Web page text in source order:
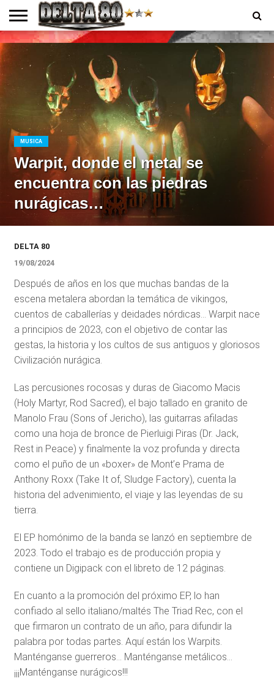
ENTREVISTAS
PREMIOS
PRODUCCIONES
PROGRAMACION
CONTACTO
HOMEPAGE
MUSICA
Warpit, donde el metal se
encuentra con las piedras
nurágicas…
DELTA 80
19/08/2024
Después de años en los que muchas bandas de la
escena metalera abordan la temática de vikingos,
cuentos de caballerías y deidades nórdicas… Warpit nace
a principios de 2023, con el objetivo de contar las
gestas, la historia y los cultos de sus antiguos y gloriosos
Civilización nurágica.
Las percusiones rocosas y duras de Giacomo Macis
(Holy Martyr, Rod Sacred), el bajo tallado en granito de
Manolo Frau (Sons of Jericho), las guitarras afiladas
como una hoja de bronce de Pierluigi Piras (Dr. Jack,
Rest in Peace) y finalmente la voz profunda y directa
como el puño de un «boxer» de Mont’e Prama de
Anthony Roxx (Take It of, Sludge Factory), cuenta la
historia del advenimiento, el viaje y las leyendas de su
tierra.
El EP homónimo de la banda se lanzó en septiembre de
2023. Todo el trabajo es de producción propia y
contiene un Digipack con el libreto de 12 páginas.
En cuanto a la promoción del próximo EP, lo han
confiado al sello italiano/maltés The Triad Rec, con el
que firmaron un contrato de un año, para difundir la
palabra por todas partes. Aquí están los Warpits.
Manténganse guerreros… Manténganse metálicos…
¡¡¡Manténganse nurágicos!!!